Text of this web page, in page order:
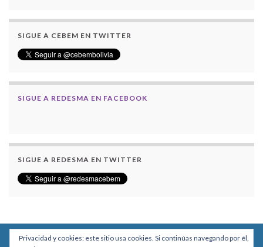
SIGUE A CEBEM EN TWITTER
SIGUE A REDESMA EN FACEBOOK
SIGUE A REDESMA EN TWITTER
Privacidad y cookies: este sitio usa cookies. Si continúas navegando por él,